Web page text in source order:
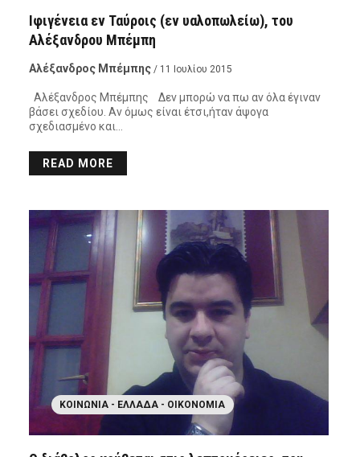
Ιφιγένεια εν Ταύροις (εν υαλοπωλείω), του
Αλέξανδρου Μπέμπη
Αλέξανδρος Μπέμπης / 11 Ιουλίου 2015
Αλέξανδρος Μπέμπης Δεν μπορώ να πω αν όλα έγιναν
βάσει σχεδίου. Αν όμως είναι έτσι,ήταν άψογα
σχεδιασμένο και…
READ MORE
ΚΟΙΝΩΝΊΑ - ΕΛΛΆΔΑ - ΟΙΚΟΝΟΜΊΑ